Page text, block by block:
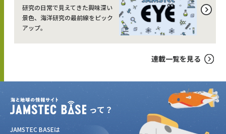
研究の日常で見えてきた興味深い
景色、海洋研究の最前線をピック
アップ。
連載一覧を見る
JAMSTEC BASEは